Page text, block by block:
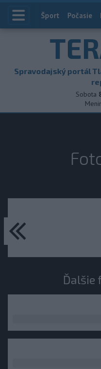
Index
Šport Počasie
Spravodajský portál
Sobota
Ďalšie